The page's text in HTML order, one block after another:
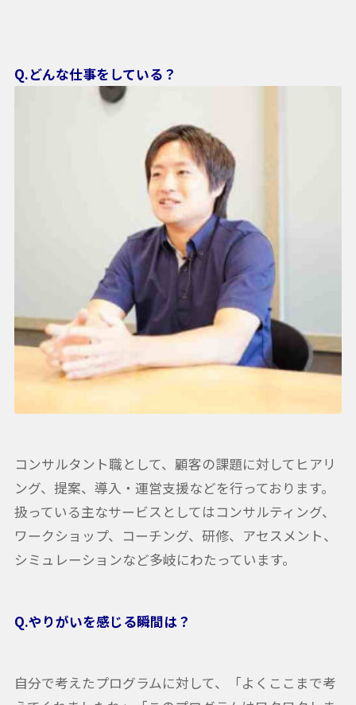
Q.どんな仕事をしている？
コンサルタント職として、顧客の課題に対してヒアリ
ング、提案、導入・運営支援などを行っております。
扱っている主なサービスとしてはコンサルティング、
ワークショップ、コーチング、研修、アセスメント、
シミュレーションなど多岐にわたっています。
Q.やりがいを感じる瞬間は？
自分で考えたプログラムに対して、「よくここまで考